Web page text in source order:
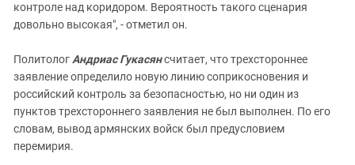
контроле над коридором. Вероятность такого сценария
довольно высокая", - отметил он.
ПолитологАндриас Гукасянсчитает, что трехстороннее
заявление определило новую линию соприкосновения и
российский контроль за безопасностью, но ни один из
пунктов трехстороннего заявления не был выполнен. По его
словам, вывод армянских войск был предусловием
перемирия.